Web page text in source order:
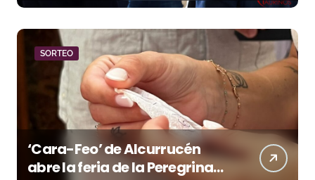
SORTEO
‘Cara-Feo’ de Alcurrucén
abre la feria de la Peregrina